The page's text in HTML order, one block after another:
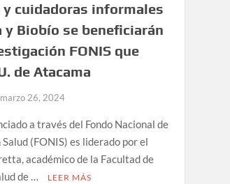
y cuidadoras informales
y Biobío se beneficiarán
FONIS que
de Atacama
marzo 26, 2024
a través del Fondo Nacional de
(FONIS) es liderado por el
académico de la Facultad de
de …
LEER MÁS